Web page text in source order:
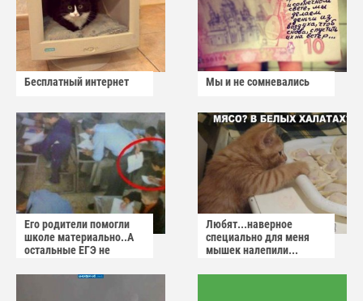
Бесплатный интернет Мы и не сомневались
Его родители помогли
школе материально..А
остальные ЕГЭ не
Любят...наверное
специально для меня
мышек налепили...